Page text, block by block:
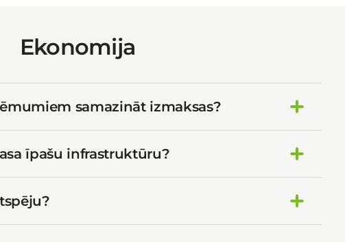
Ekonomija
samazināt izmaksas?
īpašu infrastruktūru?